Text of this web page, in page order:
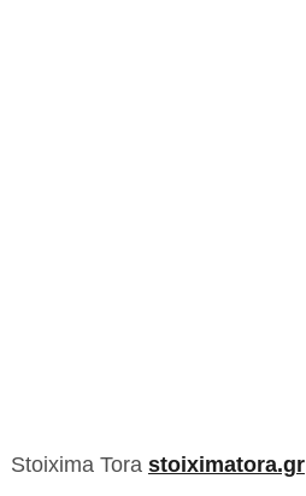
Stoixima Tora stoiximatora.gr